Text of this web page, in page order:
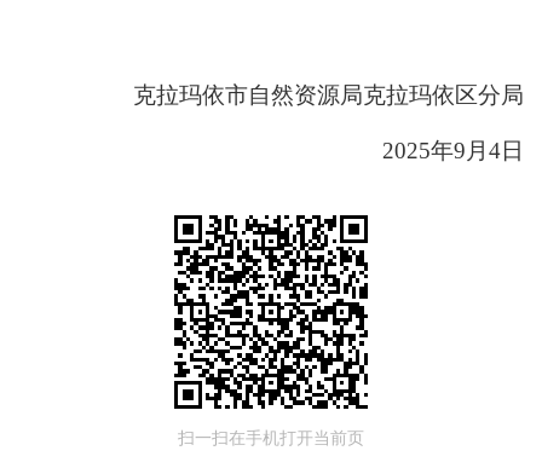
克拉玛依市自然资源局克拉玛依区分局
2025年9月4日
扫一扫在手机打开当前页